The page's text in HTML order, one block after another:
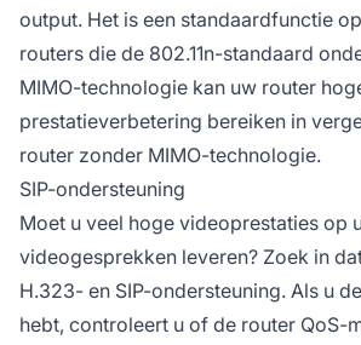
output. Het is een standaardfunctie
routers die de 802.11n-standaard
MIMO-technologie kan uw router
prestatieverbetering bereiken in
router zonder MIMO-technologie.
SIP-ondersteuning
Moet u veel hoge videoprestaties op
videogesprekken leveren? Zoek in
H.323- en SIP-ondersteuning. Als u
hebt, controleert u of de router QoS-